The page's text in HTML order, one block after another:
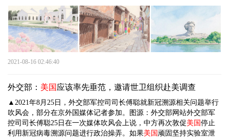
2021-08-16 02:46:40
外交部： 美国应该率先垂范，邀请世卫组织赴美调查
▲2021年8月25日，外交部军控司司长傅聪就新冠溯源相关问题举行
吹风会，部分在京外国媒体记者参加。图源：外交部网站外交部军
控司司长傅聪25日在一次媒体吹风会上说，中方再次敦促美国 停止
利用新冠病毒溯源问题进行政治操弄。如果美国 顽固坚持实验室泄